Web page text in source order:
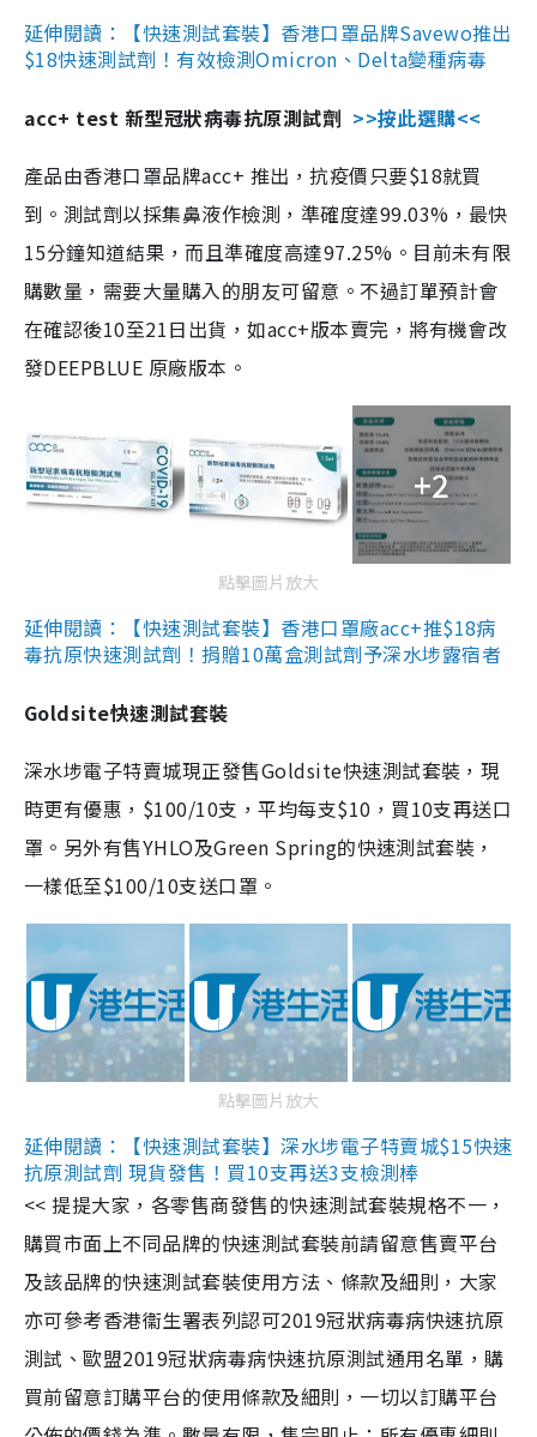
延伸閱讀：【快速測試套裝】香港口罩品牌Savewo推出
$18快速測試劑！有效檢測Omicron、Delta變種病毒
acc+ test 新型冠狀病毒抗原測試劑 >>按此選購<<
產品由香港口罩品牌acc+ 推出，抗疫價只要$18就買
到。測試劑以採集鼻液作檢測，準確度達99.03%，最快
15分鐘知道結果，而且準確度高達97.25%。目前未有限
購數量，需要大量購入的朋友可留意。不過訂單預計會
在確認後10至21日出貨，如acc+版本賣完，將有機會改
發DEEPBLUE 原廠版本。
+2
點擊圖片放大
延伸閱讀：【快速測試套裝】香港口罩廠acc+推$18病
毒抗原快速測試劑！捐贈10萬盒測試劑予深水埗露宿者
Goldsite快速測試套裝
深水埗電子特賣城現正發售Goldsite快速測試套裝，現
時更有優惠，$100/10支，平均每支$10，買10支再送口
罩。另外有售YHLO及Green Spring的快速測試套裝，
一樣低至$100/10支送口罩。
點擊圖片放大
延伸閱讀：【快速測試套裝】深水埗電子特賣城$15快速
抗原測試劑 現貨發售！買10支再送3支檢測棒
<< 提提大家，各零售商發售的快速測試套裝規格不一，
購買市面上不同品牌的快速測試套裝前請留意售賣平台
及該品牌的快速測試套裝使用方法、條款及細則，大家
亦可參考香港衞生署表列認可2019冠狀病毒病快速抗原
測試、歐盟2019冠狀病毒病快速抗原測試通用名單，購
買前留意訂購平台的使用條款及細則，一切以訂購平台